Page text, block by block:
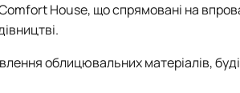
House, що спрямовані на
облицювальних матеріалів,